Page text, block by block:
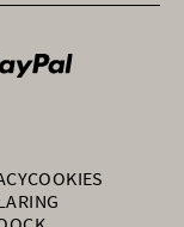
COOKIES